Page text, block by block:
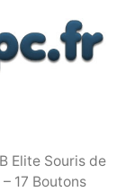
Elite Souris de
17 Boutons